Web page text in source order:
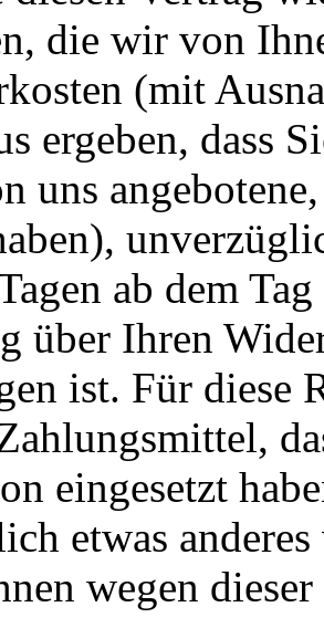
die wir von
(mit
ergeben, dass
uns
ab dem
über Ihren
ist. Für diese
eingesetzt
etwas
wegen